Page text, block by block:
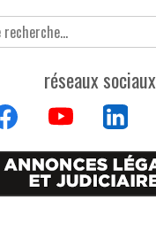
réseaux sociaux